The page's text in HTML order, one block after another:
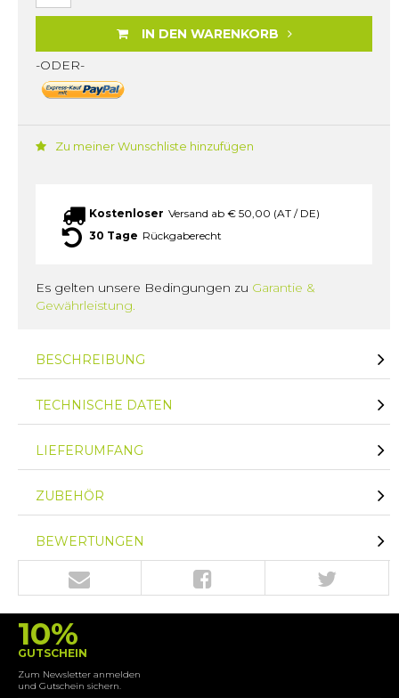
IN DEN WARENKORB
-ODER-
Zu meiner Wunschliste hinzufügen
Kostenloser Versand ab € 50,00 (AT / DE)
30 Tage Rückgaberecht
Es gelten unsere Bedingungen zu Garantie &
Gewährleistung.
BESCHREIBUNG
TECHNISCHE DATEN
LIEFERUMFANG
ZUBEHÖR
BEWERTUNGEN
10%
GUTSCHEIN
Zum Newsletter anmelden
und Gutschein sichern.